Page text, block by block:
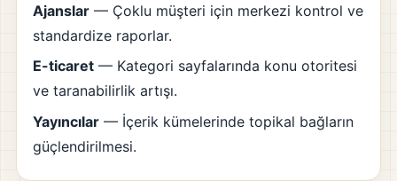
Ajanslar — Çoklu müşteri için merkezi kontrol ve
standardize raporlar.
E-ticaret — Kategori sayfalarında konu otoritesi
ve taranabilirlik artışı.
Yayıncılar — İçerik kümelerinde topikal bağların
güçlendirilmesi.